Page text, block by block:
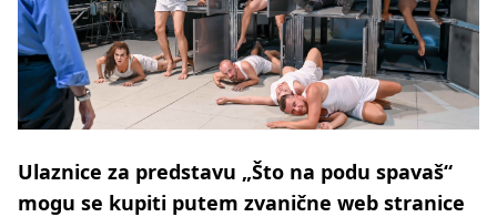
Ulaznice za predstavu „Što na podu spavaš“
mogu se kupiti putem zvanične web stranice